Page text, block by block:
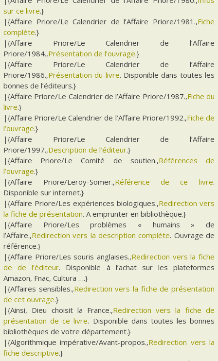
sur ce livre.}
|{Affaire Priore/Le Calendrier de l’Affaire Priore/1981.,Fiche
complète.}
|{Affaire Priore/Le Calendrier de l’Affaire
Priore/1984.,Présentation de l’ouvrage.}
|{Affaire Priore/Le Calendrier de l’Affaire
Priore/1986.,Présentation du livre. Disponible dans toutes les
bonnes de l’éditeurs.}
|{Affaire Priore/Le Calendrier de l’Affaire Priore/1987.,Fiche du
livre.}
|{Affaire Priore/Le Calendrier de l’Affaire Priore/1992.,Fiche de
l’ouvrage.}
|{Affaire Priore/Le Calendrier de l’Affaire
Priore/1997.,Description de l’éditeur.}
|{Affaire Priore/Le Comité de soutien.,Références de
l’ouvrage.}
|{Affaire Priore/Leroy-Somer.,Référence de ce livre.
Disponible sur internet.}
|{Affaire Priore/Les expériences biologiques.,Redirection vers
la fiche de présentation. A emprunter en bibliothèque.}
|{Affaire Priore/Les problèmes « humains » de
l’Affaire.,Redirection vers la description complète. Ouvrage de
référence.}
|{Affaire Priore/Les souris anglaises.,Redirection vers la fiche
de de l’éditeur. Disponible à l’achat sur les plateformes
Amazon, Fnac, Cultura ….}
|{Affaires sensibles.,Redirection vers la fiche de présentation
de cet ouvrage.}
|{Ainsi, Dieu choisit la France.,Redirection vers la fiche de
présentation de ce livre. Disponible dans toutes les bonnes
bibliothèques de votre département.}
|{Algorithmique impérative/Avant-propos.,Redirection vers la
fiche descriptive.}